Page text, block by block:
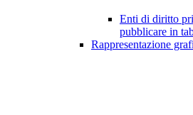
Enti di diritto
pubblicare in
Rappresentazione